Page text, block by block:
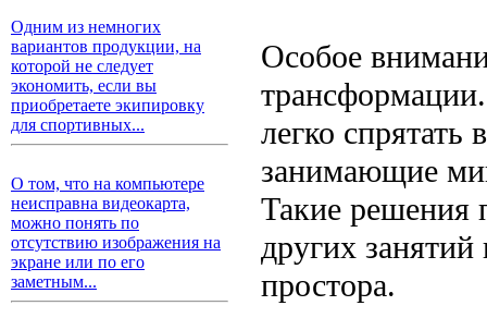
Одним из немногих
вариантов продукции, на
которой не следует
экономить, если вы
приобретаете экипировку
для спортивных...
О том, что на компьютере
неисправна видеокарта,
можно понять по
отсутствию изображения на
экране или по его
заметным...
Особое
легко
занимающие
Такие решения
других
простора.